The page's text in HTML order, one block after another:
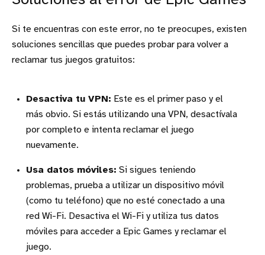
Si te encuentras con este error, no te preocupes, existen
soluciones sencillas que puedes probar para volver a
reclamar tus juegos gratuitos:
Desactiva tu VPN: Este es el primer paso y el
más obvio. Si estás utilizando una VPN, desactívala
por completo e intenta reclamar el juego
nuevamente.
Usa datos móviles: Si sigues teniendo
problemas, prueba a utilizar un dispositivo móvil
(como tu teléfono) que no esté conectado a una
red Wi-Fi. Desactiva el Wi-Fi y utiliza tus datos
móviles para acceder a Epic Games y reclamar el
juego.